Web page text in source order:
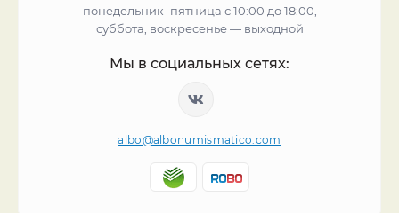
понедельник–пятница с 10:00 до 18:00,
суббота, воскресенье — выходной
Мы в социальных сетях:
albo@albonumismatico.com